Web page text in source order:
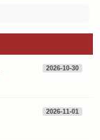
2026-10-30
2026-11-01